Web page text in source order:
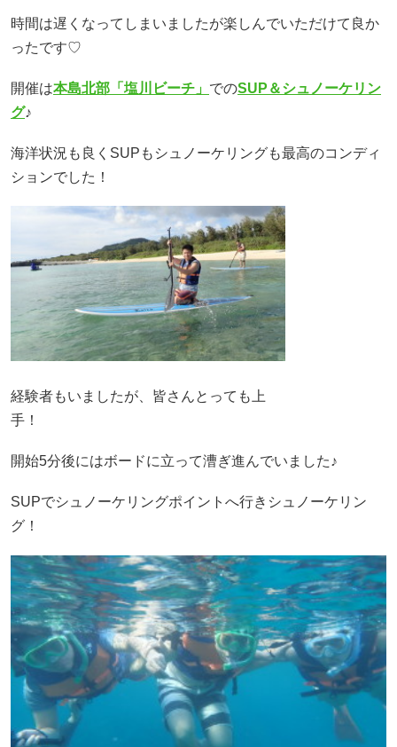
時間は遅くなってしまいましたが楽しんでいただけて良か
ったです♡
開催は本島北部「塩川ビーチ」 でのSUP＆シュノーケリン
グ♪
海洋状況も良くSUPもシュノーケリングも最高のコンディ
ションでした！
経験者もいましたが、皆さんとっても上
手！
開始5分後にはボードに立って漕ぎ進んでいました♪
SUPでシュノーケリングポイントへ行きシュノーケリン
グ！